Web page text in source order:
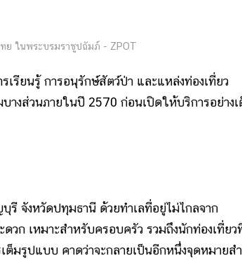
ย ในพระบรมราชูปถัมภ์ - ZPOT
นรู้ การอนุรักษ์สัตว์ป่า และแหล่งท่องเที่ยว
างส่วนภายในปี 2570 ก่อนเปิดให้บริการอย่าง
รี จังหวัดปทุมธานี ด้วยทำเลที่อยู่ไม่ไกลจาก
วก เหมาะสำหรับครอบครัว รวมถึงนักท่องเที่ยว
ต็มรูปแบบ คาดว่าจะกลายเป็นอีกหนึ่งจุดหมายส